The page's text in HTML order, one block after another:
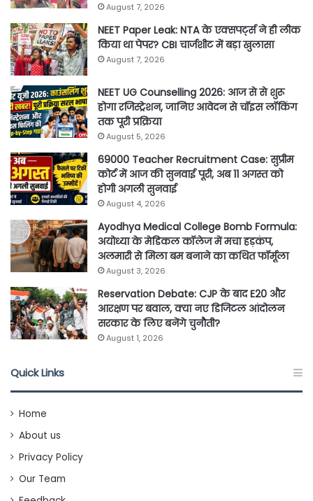
August 7, 2026
NEET Paper Leak: NTA के एक्सपर्ट्स ने ही लीक
किया था पेपर? CBI चार्जशीट में बड़ा खुलासा
August 7, 2026
NEET UG Counselling 2026: आज से से शुरू
होगा रजिस्ट्रेशन, जानिए आवेदन से चॉइस लॉकिंग
तक पूरी प्रक्रिया
August 5, 2026
69000 Teacher Recruitment Case: सुप्रीम
कोर्ट में आज की सुनवाई पूरी, अब 11 अगस्त को
होगी अगली सुनवाई
August 4, 2026
Ayodhya Medical College Bomb Formula:
अयोध्या के मेडिकल कॉलेज में मचा हड़कंप,
अलमारी से मिला बम बनाने का कथित फॉर्मूला
August 3, 2026
Reservation Debate: CJP के बाद E20 और
आरक्षण पर बवाल, क्या नए डिजिटल आंदोलन
सरकार के लिए बनेंगे चुनौती?
August 1, 2026
Quick Links
Home
About us
Privacy Policy
Our Team